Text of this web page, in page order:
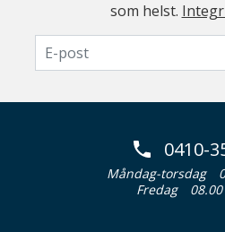
som helst.
0410-
Måndag-torsdag
Fredag